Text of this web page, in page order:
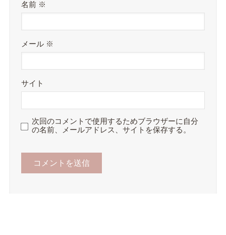
名前 ※
メール ※
サイト
次回のコメントで使用するためブラウザーに自分
の名前、メールアドレス、サイトを保存する。